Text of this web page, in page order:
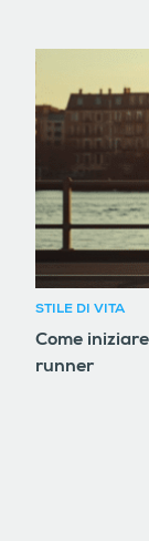
STILE DI VITA
Come
runner